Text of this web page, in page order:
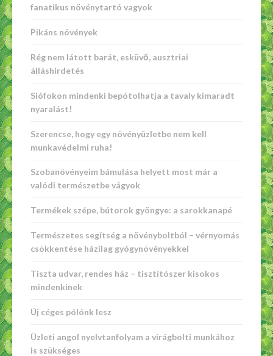
fanatikus növénytartó vagyok
Pikáns növények
Rég nem látott barát, esküvő, ausztriai
álláshirdetés
Siófokon mindenki bepótolhatja a tavaly kimaradt
nyaralást!
Szerencse, hogy egy növényüzletbe nem kell
munkavédelmi ruha!
Szobanövényeim bámulása helyett most már a
valódi természetbe vágyok
Termékek szépe, bútorok gyöngye: a sarokkanapé
Természetes segítség a növényboltból – vérnyomás
csökkentése házilag gyógynövényekkel
Tiszta udvar, rendes ház – tisztítószer kisokos
mindenkinek
Új céges pólónk lesz
Üzleti angol nyelvtanfolyam a virágbolti munkához
is szükséges